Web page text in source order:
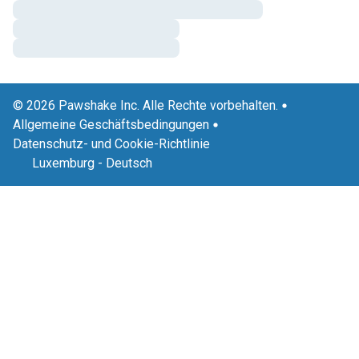
© 2026 Pawshake Inc. Alle Rechte vorbehalten.
Allgemeine Geschäftsbedingungen
Datenschutz- und Cookie-Richtlinie
Luxemburg - Deutsch